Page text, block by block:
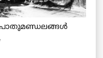
പൊതുമണ്ഡലങ്ങള്‍